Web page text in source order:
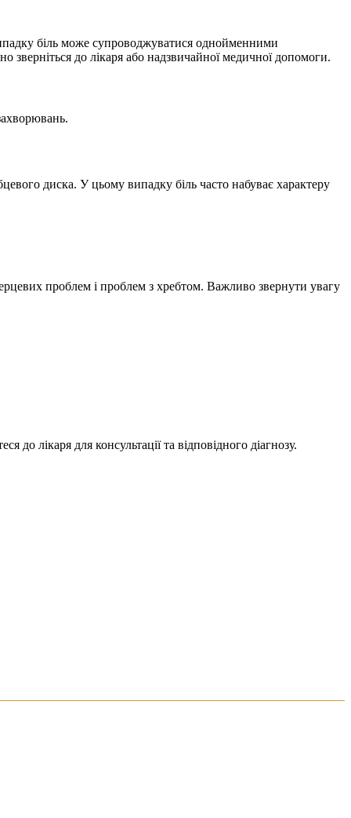
біль може супроводжуватися однойменними
до лікаря або надзвичайної медичної допомоги.
диска. У цьому випадку біль часто набуває характеру
проблем і проблем з хребтом. Важливо звернути увагу
лікаря для консультації та відповідного діагнозу.